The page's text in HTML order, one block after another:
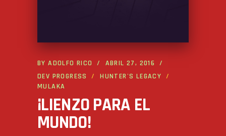
BYADOLFO RICO
ABRIL 27, 2016
DEV PROGRESS
HUNTER'S LEGACY
MULAKA
¡LIENZO PARA EL
MUNDO!